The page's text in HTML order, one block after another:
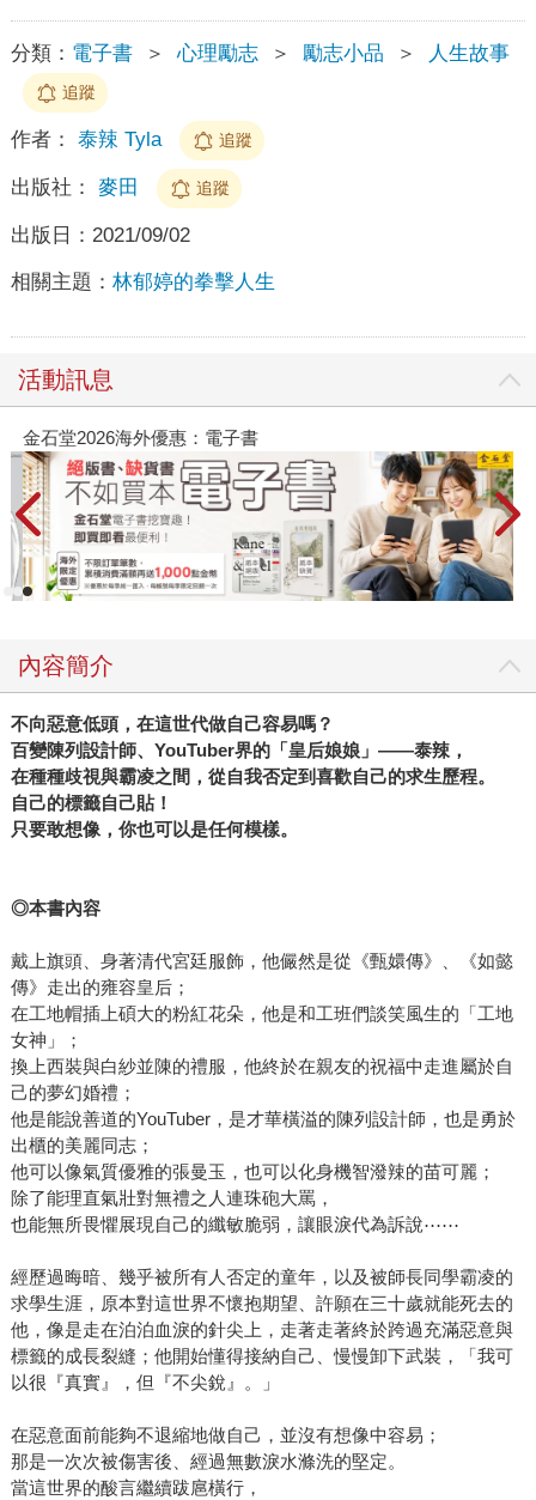
分類： 電子書 ＞ 心理勵志 ＞ 勵志小品 ＞ 人生故事
追蹤
作者： 泰辣 Tyla 追蹤
出版社： 麥田 追蹤
出版日： 2021/09/02
相關主題： 林郁婷的拳擊人生
活動訊息
金石堂2026海外優惠：電子書
內容簡介
不向惡意低頭，在這世代做自己容易嗎？
百變陳列設計師、YouTuber界的「皇后娘娘」——泰辣，
在種種歧視與霸凌之間，從自我否定到喜歡自己的求生歷程。
自己的標籤自己貼！
只要敢想像，你也可以是任何模樣。
◎本書內容
戴上旗頭、身著清代宮廷服飾，他儼然是從《甄嬛傳》、《如懿
傳》走出的雍容皇后；
在工地帽插上碩大的粉紅花朵，他是和工班們談笑風生的「工地
女神」；
換上西裝與白紗並陳的禮服，他終於在親友的祝福中走進屬於自
己的夢幻婚禮；
他是能說善道的YouTuber，是才華橫溢的陳列設計師，也是勇於
出櫃的美麗同志；
他可以像氣質優雅的張曼玉，也可以化身機智潑辣的苗可麗；
除了能理直氣壯對無禮之人連珠砲大罵，
也能無所畏懼展現自己的纖敏脆弱，讓眼淚代為訴說⋯⋯
經歷過晦暗、幾乎被所有人否定的童年，以及被師長同學霸凌的
求學生涯，原本對這世界不懷抱期望、許願在三十歲就能死去的
他，像是走在泊泊血淚的針尖上，走著走著終於跨過充滿惡意與
標籤的成長裂縫；他開始懂得接納自己、慢慢卸下武裝，「我可
以很『真實』，但『不尖銳』。」
在惡意面前能夠不退縮地做自己，並沒有想像中容易；
那是一次次被傷害後、經過無數淚水滌洗的堅定。
當這世界的酸言繼續跋扈橫行，